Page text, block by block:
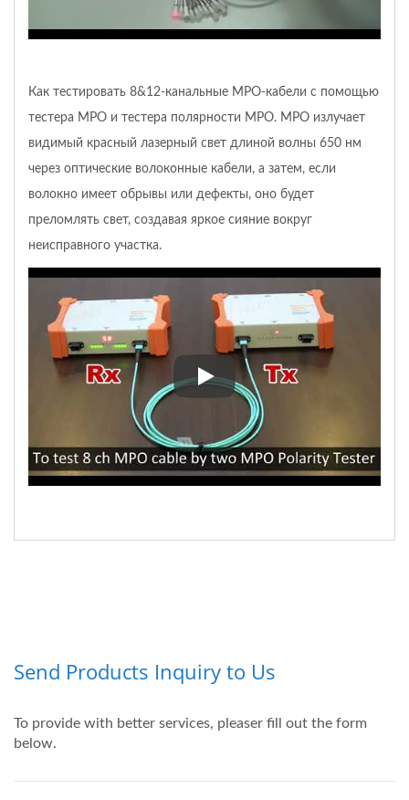
Как тестировать 8&12-канальные MPO-кабели с помощью
тестера MPO и тестера полярности MPO. MPO излучает
видимый красный лазерный свет длиной волны 650 нм
через оптические волоконные кабели, а затем, если
волокно имеет обрывы или дефекты, оно будет
преломлять свет, создавая яркое сияние вокруг
неисправного участка.
Как тестировать 8&12-